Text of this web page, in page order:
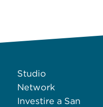
Studio
Network
Investire a San